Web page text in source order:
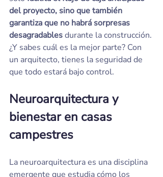
del proyecto, sino que también
garantiza que no habrá sorpresas
desagradables durante la construcción.
¿Y sabes cuál es la mejor parte? Con
un arquitecto, tienes la seguridad de
que todo estará bajo control.
Neuroarquitectura y
bienestar en casas
campestres
La neuroarquitectura es una disciplina
emergente que estudia cómo los